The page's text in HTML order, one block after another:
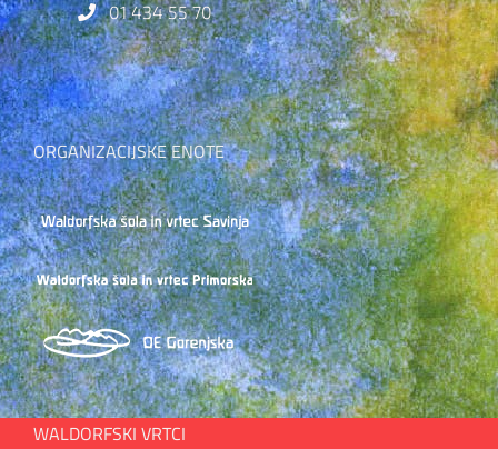
01 434 55 70
ORGANIZACIJSKE ENOTE
WALDORFSKI VRTCI